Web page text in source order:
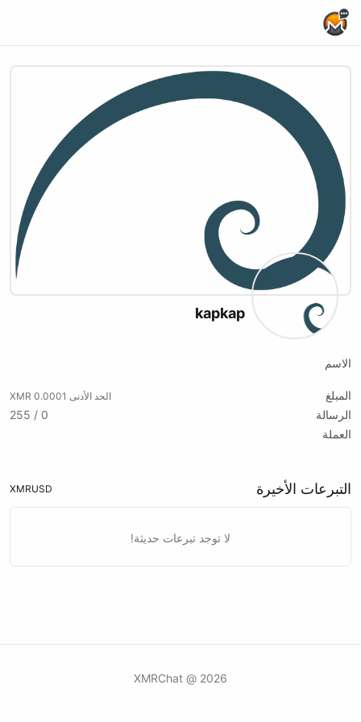
kapkap
الاسم
المبلغ الحد الأدنى 0.0001 XMR
الرسالة
0 / 255
العملة
التبرعات الأخيرة USD
XMR
لا توجد تبرعات حديثة!
2026 @ XMRChat